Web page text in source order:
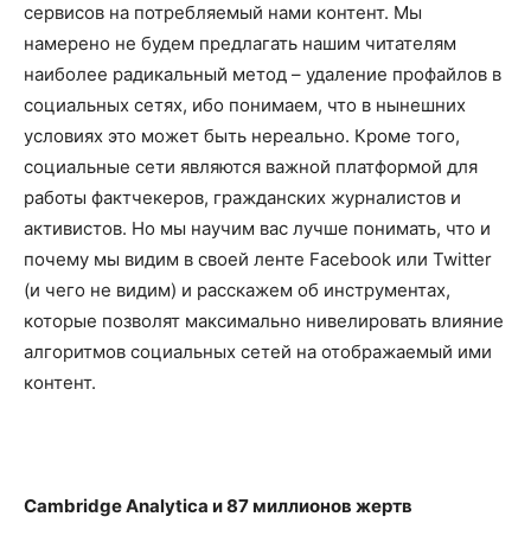
сервисов на потребляемый нами контент. Мы
намерено не будем предлагать нашим читателям
наиболее радикальный метод – удаление профайлов в
социальных сетях, ибо понимаем, что в нынешних
условиях это может быть нереально. Кроме того,
социальные сети являются важной платформой для
работы фактчекеров, гражданских журналистов и
активистов. Но мы научим вас лучше понимать, что и
почему мы видим в своей ленте Facebook или Twitter
(и чего не видим) и расскажем об инструментах,
которые позволят максимально нивелировать влияние
алгоритмов социальных сетей на отображаемый ими
контент.
Cambridge Analytica и 87 миллионов жертв